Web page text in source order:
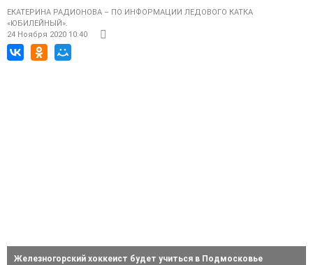
ЕКАТЕРИНА РАДИОНОВА – ПО ИНФОРМАЦИИ ЛЕДОВОГО КАТКА
«ЮБИЛЕЙНЫЙ».
24 Ноября 2020 10:40
Железногорский хоккеист будет учиться в Подмосковье